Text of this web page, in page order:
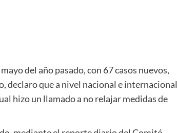
del año pasado, con 67 casos nuevos,
declaro que a nivel nacional e internacional
hizo un llamado a no relajar medidas de